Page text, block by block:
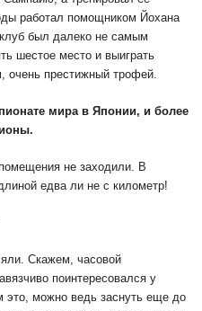
работал помощником Йохана
был далеко не самым
шестое место и выиграть
очень престижный трофей.
мира в Японии, и более
не заходили. В
едва ли не с километр!
Скажем, часовой
поинтересовался у
это, можно ведь заснуть еще до